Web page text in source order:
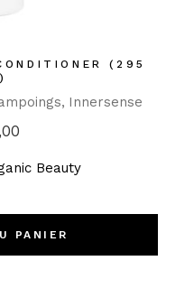
(295
Innersense
Beauty
PANIER